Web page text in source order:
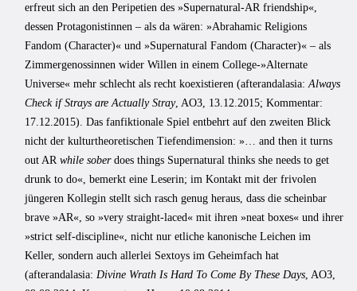
erfreut sich an den Peripetien des »Supernatural-AR friendship«,
dessen Protagonistinnen – als da wären: »Abrahamic Religions
Fandom (Character)« und »Supernatural Fandom (Character)« – als
Zimmergenossinnen wider Willen in einem College-»Alternate
Universe« mehr schlecht als recht koexistieren (afterandalasia: Always
Check if Strays are Actually Stray, AO3, 13.12.2015; Kommentar:
17.12.2015). Das fanfiktionale Spiel entbehrt auf den zweiten Blick
nicht der kulturtheoretischen Tiefendimension: »… and then it turns
out AR while soberdoes things Supernatural thinks she needs to get
drunk to do«, bemerkt eine Leserin; im Kontakt mit der frivolen
jüngeren Kollegin stellt sich rasch genug heraus, dass die scheinbar
brave »AR«, so »very straight-laced« mit ihren »neat boxes« und ihrer
»strict self-discipline«, nicht nur etliche kanonische Leichen im
Keller, sondern auch allerlei Sextoys im Geheimfach hat
(afterandalasia: Divine Wrath Is Hard To Come By These Days , AO3,